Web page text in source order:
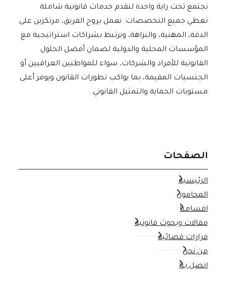
بدون
رصيد
نجتمع تحت راية واحدة لنقدم خدمات قانونية شاملة
تغطي جميع التخصصات. نعمل بروح الفريق، مرتكزين على
الدقة، المهنية، والنزاهة، ونرتبط بشراكات استراتيجية مع
المؤسسات المحلية والدولية لضمان أفضل الحلول
القانونية للأفراد والشركات، سواء للمواطنين العراقيين أو
الجنسيات المقيمة، بما يواكب تطورات القانون ويوفر أعلى
مستويات الحماية والتمثيل القانوني.
الصفحات
الرئيسية
المحامون
اقسامنا
مقالات وبحوث قانونية
قرارات قضائية
من نحن
اتصل بنا